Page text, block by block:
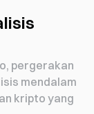
pergerakan
mendalam
kripto yang